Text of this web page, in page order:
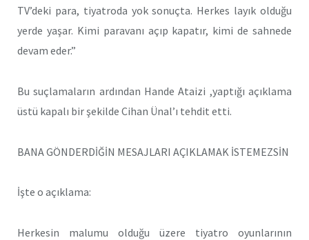
TV’deki para, tiyatroda yok sonuçta. Herkes layık olduğu
yerde yaşar. Kimi paravanı açıp kapatır, kimi de sahnede
devam eder.”
Bu suçlamaların ardından Hande Ataizi ,yaptığı açıklama
üstü kapalı bir şekilde Cihan Ünal’ı tehdit etti.
BANA GÖNDERDİĞİN MESAJLARI AÇIKLAMAK İSTEMEZSİN
İşte o açıklama:
Herkesin malumu olduğu üzere tiyatro oyunlarının